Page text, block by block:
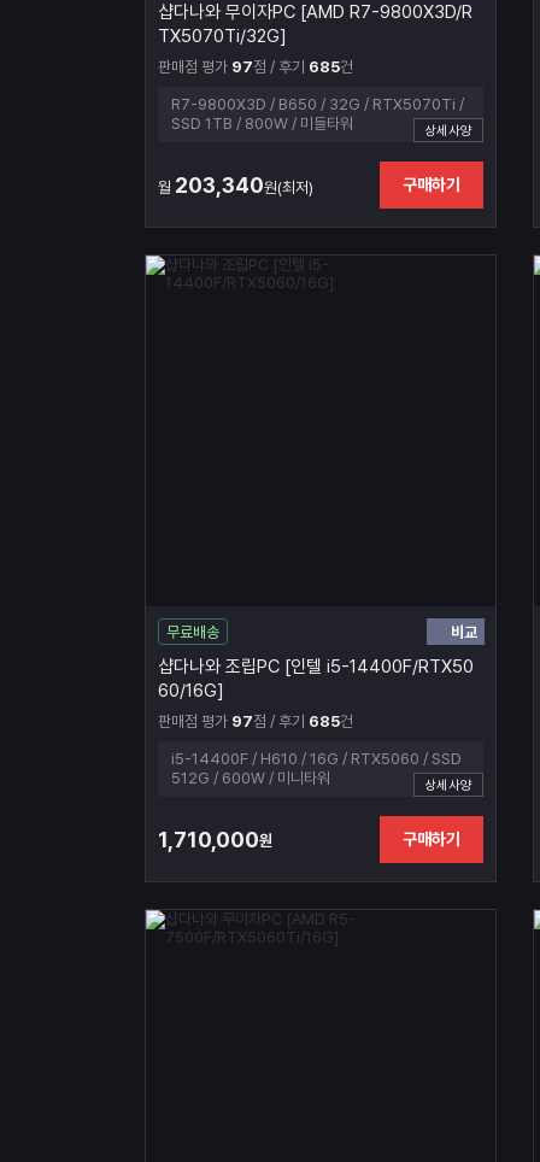
샵다나와 무이자PC [AMD R7-9800X3D/R
TX5070Ti/32G]
판매점 평가 97점 / 후기 685건
R7-9800X3D / B650 / 32G / RTX5070Ti /
SSD 1TB / 800W / 미들타워
상세사양
월 203,340원(최저) 구매하기
무료배송 비교
샵다나와 조립PC [인텔 i5-14400F/RTX50
60/16G]
판매점 평가 97점 / 후기 685건
i5-14400F / H610 / 16G / RTX5060 / SSD
512G / 600W / 미니타워
상세사양
1,710,000원 구매하기